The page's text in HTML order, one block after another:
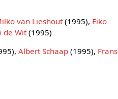
van Lieshout(1995), Eiko
de Wit(1995)
Albert Schaap (1995), Frans